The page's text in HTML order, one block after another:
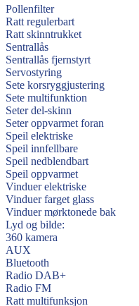
Pollenfilter
Ratt regulerbart
Ratt skinntrukket
Sentrallås
Sentrallås fjernstyrt
Servostyring
Sete korsryggjustering
Sete multifunktion
Seter del-skinn
Seter oppvarmet foran
Speil elektriske
Speil innfellbare
Speil nedblendbart
Speil oppvarmet
Vinduer elektriske
Vinduer farget glass
Vinduer mørktonede bak
Lyd og bilde:
360 kamera
AUX
Bluetooth
Radio DAB+
Radio FM
Ratt multifunksjon